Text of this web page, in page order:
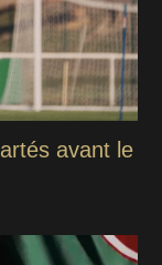
avant le